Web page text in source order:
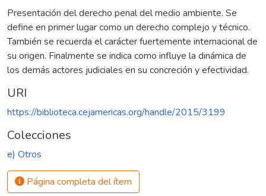
Presentación del derecho penal del medio ambiente. Se
define en primer lugar como un derecho complejo y técnico.
También se recuerda el carácter fuertemente internacional de
su origen. Finalmente se indica como influye la dinámica de
los demás actores judiciales en su concreción y efectividad.
URI
https://biblioteca.cejamericas.org/handle/2015/3199
Colecciones
e) Otros
Página completa del ítem